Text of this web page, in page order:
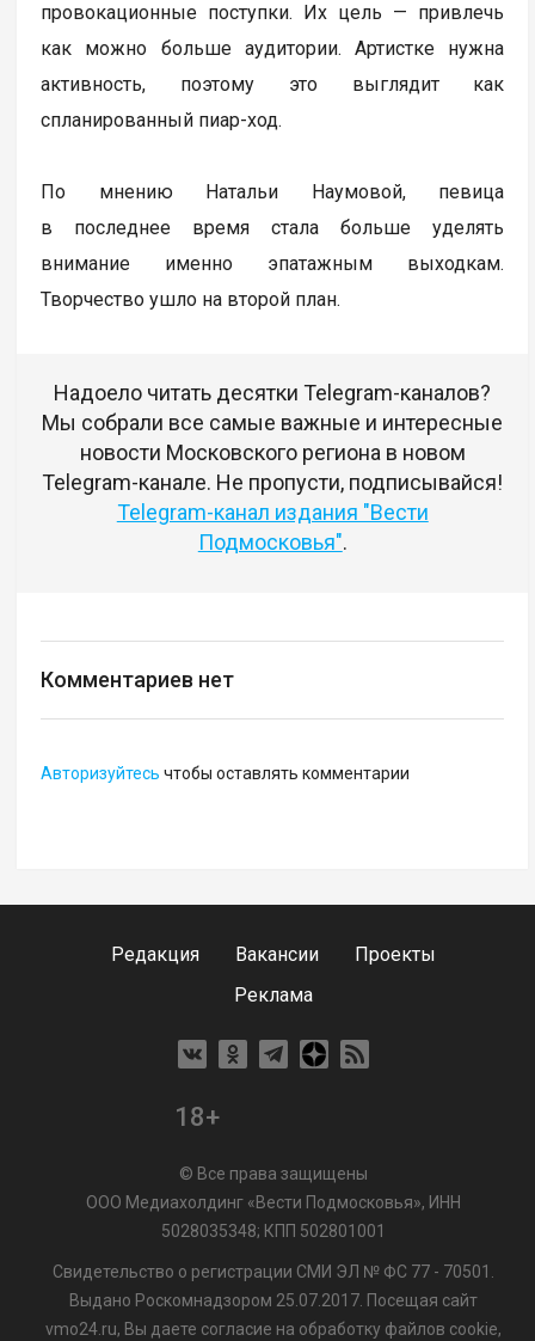
провокационные поступки. Их цель — привлечь
как можно больше аудитории. Артистке нужна
активность, поэтому это выглядит как
спланированный пиар-ход.
По мнению Натальи Наумовой, певица
в последнее время стала больше уделять
внимание именно эпатажным выходкам.
Творчество ушло на второй план.
Надоело читать десятки Telegram-каналов?
Мы собрали все самые важные и интересные
новости Московского региона в новом
Telegram-канале. Не пропусти, подписывайся!
Telegram-канал издания "Вести
Подмосковья".
Комментариев нет
Авторизуйтесь чтобы оставлять комментарии
Редакция Вакансии
Проекты
Реклама
18+
© Все права защищены
ООО Медиахолдинг «Вести Подмосковья», ИНН
5028035348; КПП 502801001
Свидетельство о регистрации СМИ ЭЛ № ФС 77 - 70501.
Выдано Роскомнадзором 25.07.2017. Посещая сайт
vmo24.ru, Вы даете согласие на обработку файлов cookie,